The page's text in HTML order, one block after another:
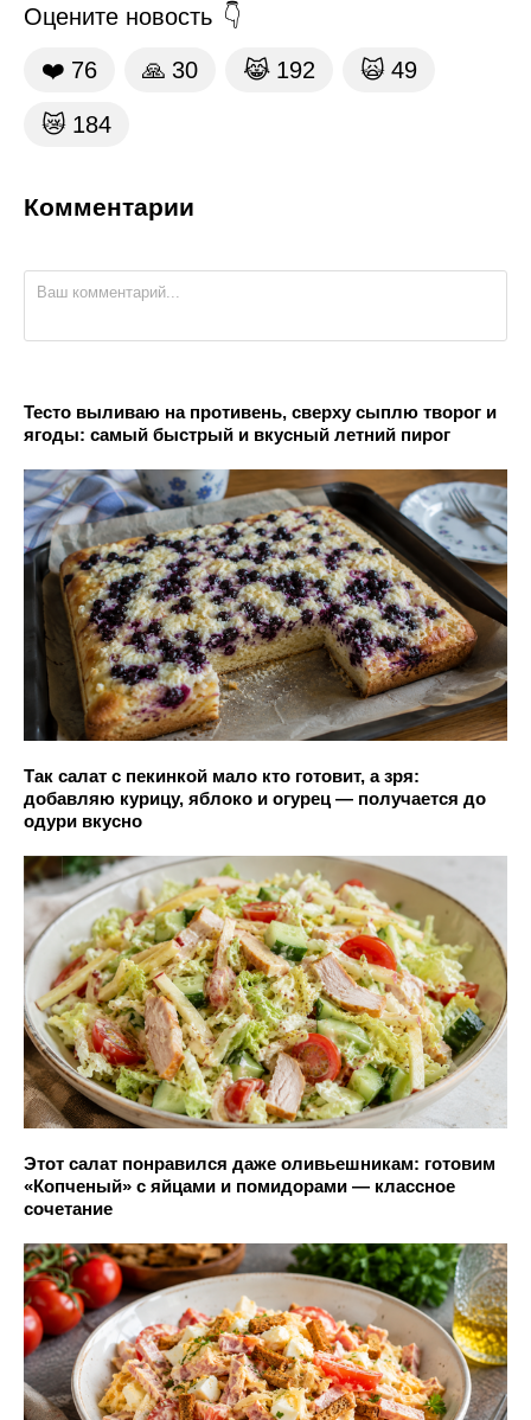
Оцените новость
❤️ 76 🙏 30 😹 192 🙀 49
😿 184
Комментарии
Тесто выливаю на противень, сверху сыплю творог и
ягоды: самый быстрый и вкусный летний пирог
Так салат с пекинкой мало кто готовит, а зря:
добавляю курицу, яблоко и огурец — получается до
одури вкусно
Этот салат понравился даже оливьешникам: готовим
«Копченый» с яйцами и помидорами — классное
сочетание